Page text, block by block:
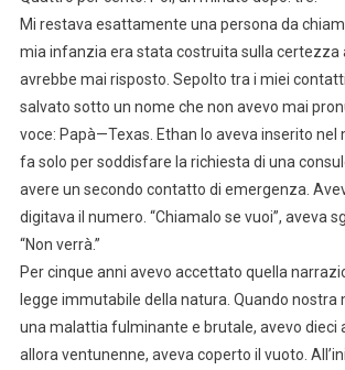
Mi restava esattamente una persona da
mia infanzia era stata costruita sulla certezza
avrebbe mai risposto. Sepolto tra i miei
salvato sotto un nome che non avevo mai
voce: Papà—Texas. Ethan lo aveva inserito nel
fa solo per soddisfare la richiesta di una
avere un secondo contatto di emergenza.
digitava il numero. “Chiamalo se vuoi”, aveva
“Non verrà.”
Per cinque anni avevo accettato quella
legge immutabile della natura. Quando nostra
una malattia fulminante e brutale, avevo dieci
allora ventunenne, aveva coperto il vuoto.